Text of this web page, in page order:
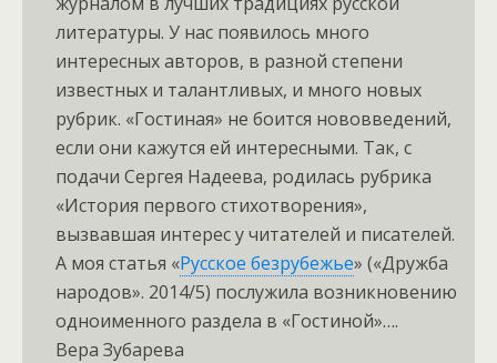
литературы. У нас появилось много
интересных авторов, в разной степени
известных и талантливых, и много новых
рубрик. «Гостиная» не боится нововведений,
если они кажутся ей интересными. Так, с
подачи Сергея Надеева, родилась рубрика
«История первого стихотворения»,
вызвавшая интерес у читателей и писателей.
А моя статья «Русское безрубежье» («Дружба
народов». 2014/5) послужила возникновению
одноименного раздела в «Гостиной»….
Вера Зубарева